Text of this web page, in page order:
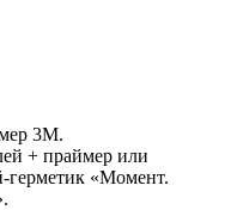
3М.
+ праймер или
герметик «Момент.